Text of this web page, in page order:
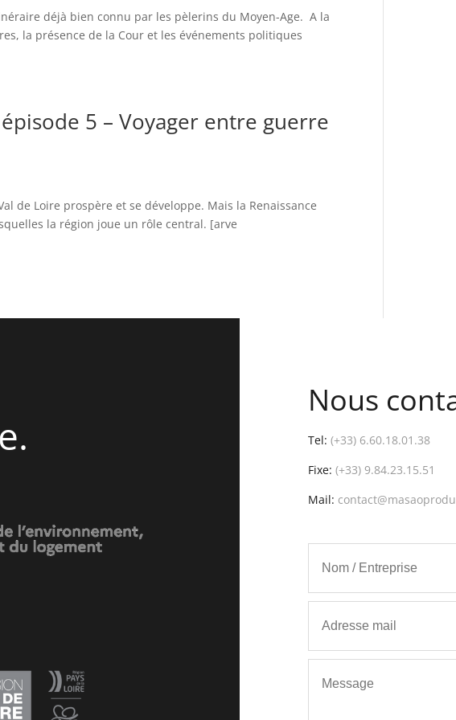
déjà bien connu par les pèlerins du Moyen-Age. A la
la présence de la Cour et les événements politiques
5 – Voyager entre guerre
de Loire prospère et se développe. Mais la Renaissance
la région joue un rôle central. [arve
Nous
Tel: (+33) 6.60.18.01.38
Fixe: (+33) 9.84.23.15.51
Mail: